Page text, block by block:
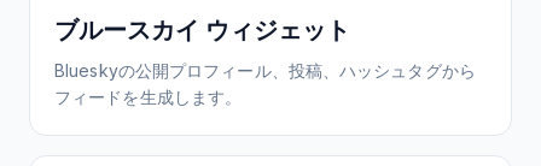
ブルースカイ ウィジェット
Blueskyの公開プロフィール、投稿、ハッシュタグから
フィードを生成します。